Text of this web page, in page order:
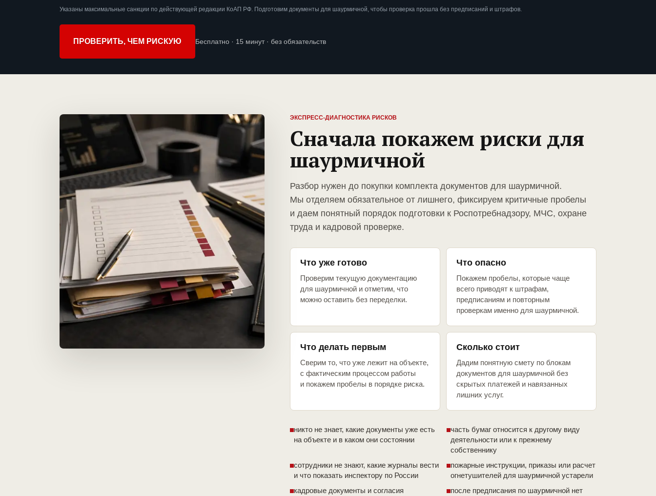
Указаны максимальные санкции по действующей редакции КоАП РФ. Подготовим документы для шаурмичной, чтобы проверка прошла без предписаний и штрафов.
ПРОВЕРИТЬ, ЧЕМ РИСКУЮ Бесплатно · 15 минут · без обязательств
ЭКСПРЕСС-ДИАГНОСТИКА РИСКОВ
Сначала покажем риски для
шаурмичной
Разбор нужен до покупки комплекта документов для шаурмичной.
Мы отделяем обязательное от лишнего, фиксируем критичные пробелы
и даем понятный порядок подготовки к Роспотребнадзору, МЧС, охране
труда и кадровой проверке.
Что уже готово
Проверим текущую документацию
для шаурмичной и отметим, что
можно оставить без переделки.
Что опасно
Покажем пробелы, которые чаще
всего приводят к штрафам,
предписаниям и повторным
проверкам именно для шаурмичной.
Что делать первым
Сверим то, что уже лежит на объекте,
с фактическим процессом работы
и покажем пробелы в порядке риска.
Сколько стоит
Дадим понятную смету по блокам
документов для шаурмичной без
скрытых платежей и навязанных
лишних услуг.
никто не знает, какие документы уже есть
на объекте и в каком они состоянии
часть бумаг относится к другому виду
деятельности или к прежнему
собственнику
сотрудники не знают, какие журналы вести
и что показать инспектору по России
пожарные инструкции, приказы или расчет
огнетушителей для шаурмичной устарели
кадровые документы и согласия
после предписания по шаурмичной нет